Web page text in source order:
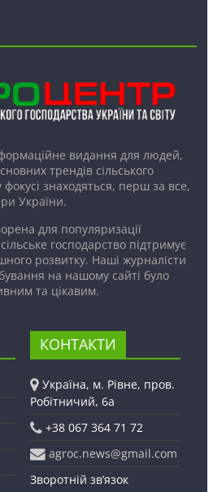
видання для людей,
трендів сільського
знаходяться, перш за все,
України.
для популяризації
господарство підтримує
розвитку. Наші журналісти
на нашому сайті було
та цікавим.
КОНТАКТИ
Україна, м. Рівне, пров.
Робітничий, 6а
+38 067 364 71 72
agroc.news@gmail.com
Зворотній зв’язок